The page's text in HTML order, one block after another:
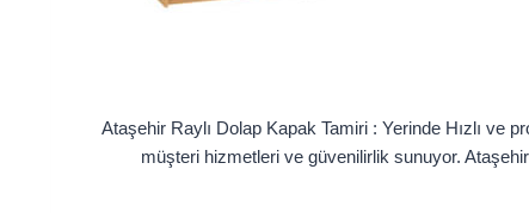
Ataşehir Raylı Dolap Kapak Tamiri : Yerinde Hızlı ve
müşteri hizmetleri ve güvenilirlik sunuyor.